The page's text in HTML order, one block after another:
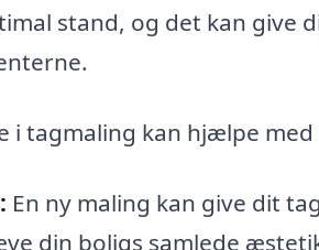
stand, og det kan give
i tagmaling kan hjælpe
En ny maling kan give dit
din boligs samlede